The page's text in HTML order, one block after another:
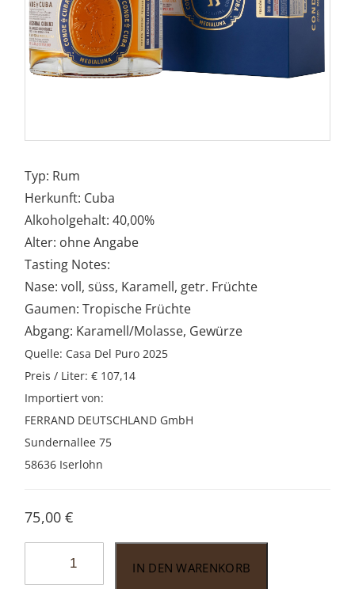
Typ: Rum
Herkunft: Cuba
Alkoholgehalt: 40,00%
Alter: ohne Angabe
Tasting Notes:
Nase: voll, süss, Karamell, getr. Früchte
Gaumen: Tropische Früchte
Abgang: Karamell/Molasse, Gewürze
Quelle: Casa Del Puro 2025
Preis / Liter: € 107,14
Importiert von:
FERRAND DEUTSCHLAND GmbH
Sundernallee 75
58636 Iserlohn
75,00 €
IN DEN WARENKORB